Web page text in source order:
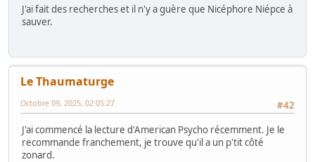
J'ai fait des recherches et il n'y a guère que Nicéphore Niépce à
sauver.
Le Thaumaturge
#42
Octobre 09, 2025, 02:05:27
J'ai commencé la lecture d'American Psycho récemment. Je le
recommande franchement, je trouve qu'il a un p'tit côté
zonard.